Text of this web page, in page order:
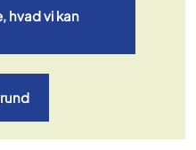
hvad vi kan